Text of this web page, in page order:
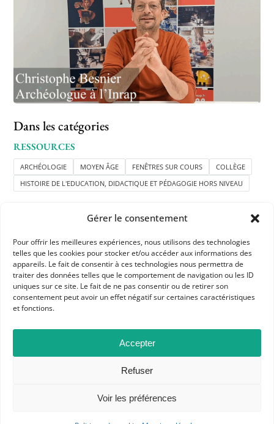
Gérer le consentement
Pour offrir les meilleures expériences, nous utilisons des technologies
telles que les cookies pour stocker et/ou accéder aux informations des
appareils. Le fait de consentir à ces technologies nous permettra de
traiter des données telles que le comportement de navigation ou les ID
uniques sur ce site. Le fait de ne pas consentir ou de retirer son
consentement peut avoir un effet négatif sur certaines caractéristiques
et fonctions.
Accepter
Refuser
Voir les préférences
Dans les catégories
RESSOURCES
ARCHÉOLOGIE MOYEN ÂGE FENÊTRES SUR COURS
COLLÈGE
HISTOIRE DE L'EDUCATION, DIDACTIQUE ET PÉDAGOGIE HORS NIVEAU
APHG
Association des professeurs d'histoire et géographie
+ 33 0(1) 42 33 62 37
BP 6541 – 75065 Paris Cedex 02